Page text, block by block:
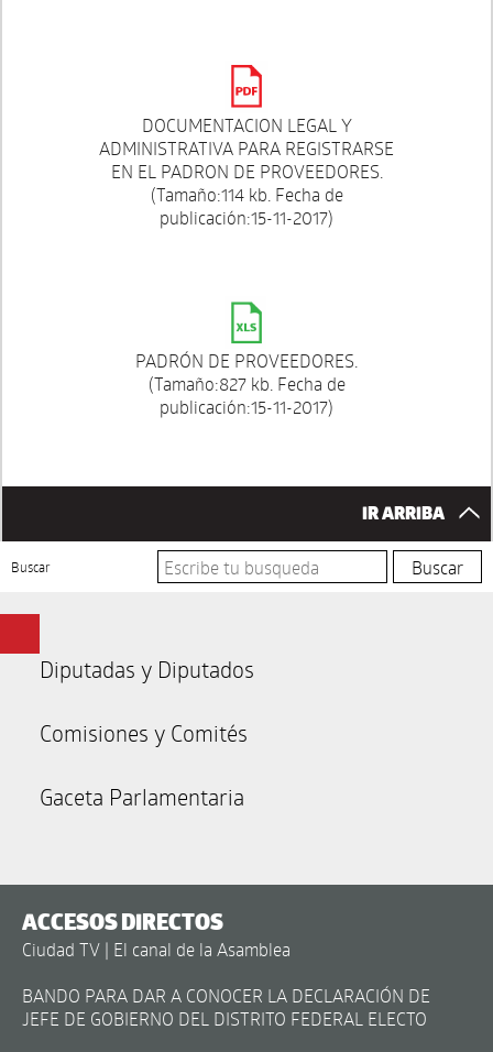
DOCUMENTACION LEGAL Y
ADMINISTRATIVA PARA REGISTRARSE
EN EL PADRON DE PROVEEDORES.
(Tamaño:114 kb. Fecha de
publicación:15-11-2017)
PADRÓN DE PROVEEDORES.
(Tamaño:827 kb. Fecha de
publicación:15-11-2017)
IR ARRIBA
Buscar
Diputadas y Diputados
Comisiones y Comités
Gaceta Parlamentaria
ACCESOS DIRECTOS
Ciudad TV | El canal de la Asamblea
BANDO PARA DAR A CONOCER LA DECLARACIÓN DE
JEFE DE GOBIERNO DEL DISTRITO FEDERAL ELECTO